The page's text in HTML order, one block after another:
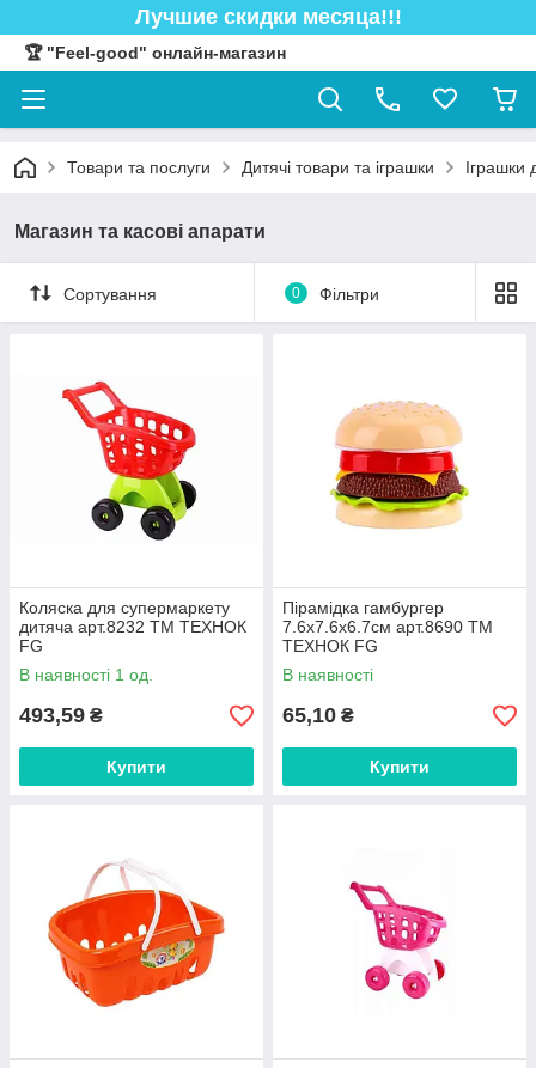
Лучшие скидки месяца!!!
🏆 "Feel-good" онлайн-магазин
Товари та послуги Дитячі товари та іграшки Іграшки
Магазин та касові апарати
Сортування 0 Фільтри
Коляска для супермаркету
дитяча арт.8232 ТМ ТЕХНОК
FG
В наявності 1 од.
493,59 ₴
Купити
Пірамідка гамбургер
7.6х7.6х6.7см арт.8690 ТМ
ТЕХНОК FG
В наявності
65,10 ₴
Купити